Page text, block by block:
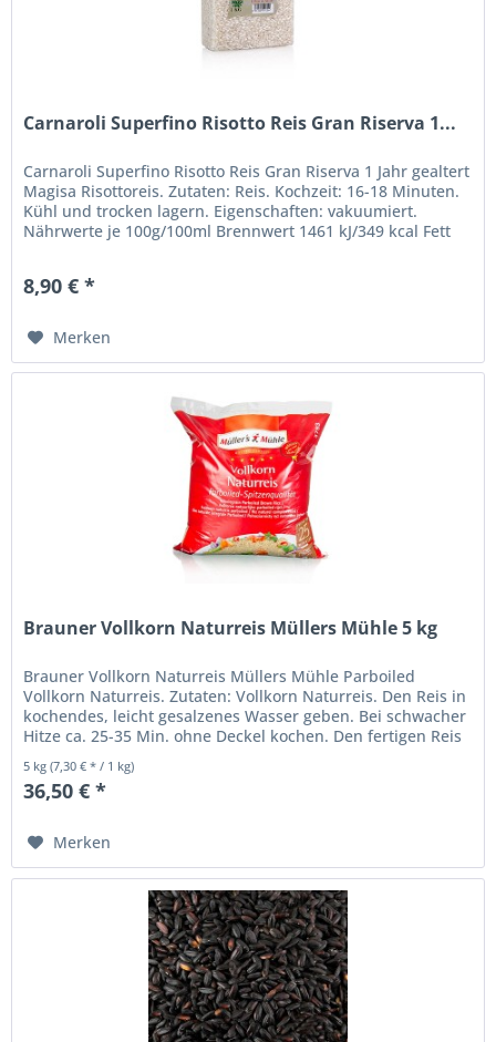
Carnaroli Superfino Risotto Reis Gran Riserva 1...
Carnaroli Superfino Risotto Reis Gran Riserva 1 Jahr gealtert
Magisa Risottoreis. Zutaten: Reis. Kochzeit: 16-18 Minuten.
Kühl und trocken lagern. Eigenschaften: vakuumiert.
Nährwerte je 100g/100ml Brennwert 1461 kJ/349 kcal Fett
8,90 € *
Merken
Brauner Vollkorn Naturreis Müllers Mühle 5 kg
Brauner Vollkorn Naturreis Müllers Mühle Parboiled
Vollkorn Naturreis. Zutaten: Vollkorn Naturreis. Den Reis in
kochendes, leicht gesalzenes Wasser geben. Bei schwacher
Hitze ca. 25-35 Min. ohne Deckel kochen. Den fertigen Reis
5 kg(7,30 € * / 1 kg)
36,50 € *
Merken